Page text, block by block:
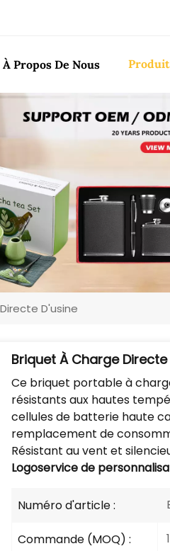
À Propos De Nous
D'usine
Briquet À Charge Directe
Ce briquet portable à
résistants aux hautes
cellules de batterie haute
remplacement de
Résistant au vent et
Logoservice de
Numéro d'article :
Commande (MOQ) :